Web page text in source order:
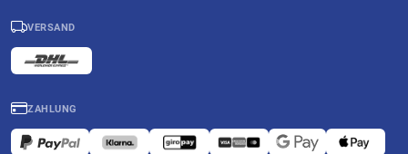
VERSAND
ZAHLUNG